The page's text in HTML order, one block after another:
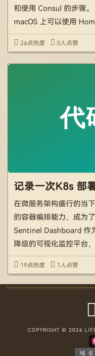
和使用 Consul 的步骤
macOS 上可以使用
brew install consul 若
26点热度 0人点赞
在微服务架构盛行的当
的容器编排能力，成为
Sentinel Dashboard 作
降级的可视化监控平台
障。Consul 服务网格则
19点热度 1人点赞
COPYRIGHT © 2026